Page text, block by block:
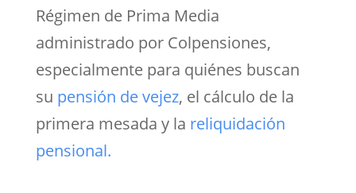
Régimen de Prima Media
administrado por Colpensiones,
especialmente para quiénes buscan
su pensión de vejez, el cálculo de la
primera mesada y la reliquidación
pensional.